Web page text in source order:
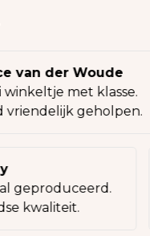
van der Woude
winkeltje met klasse.
vriendelijk geholpen.
geproduceerd.
kwaliteit.